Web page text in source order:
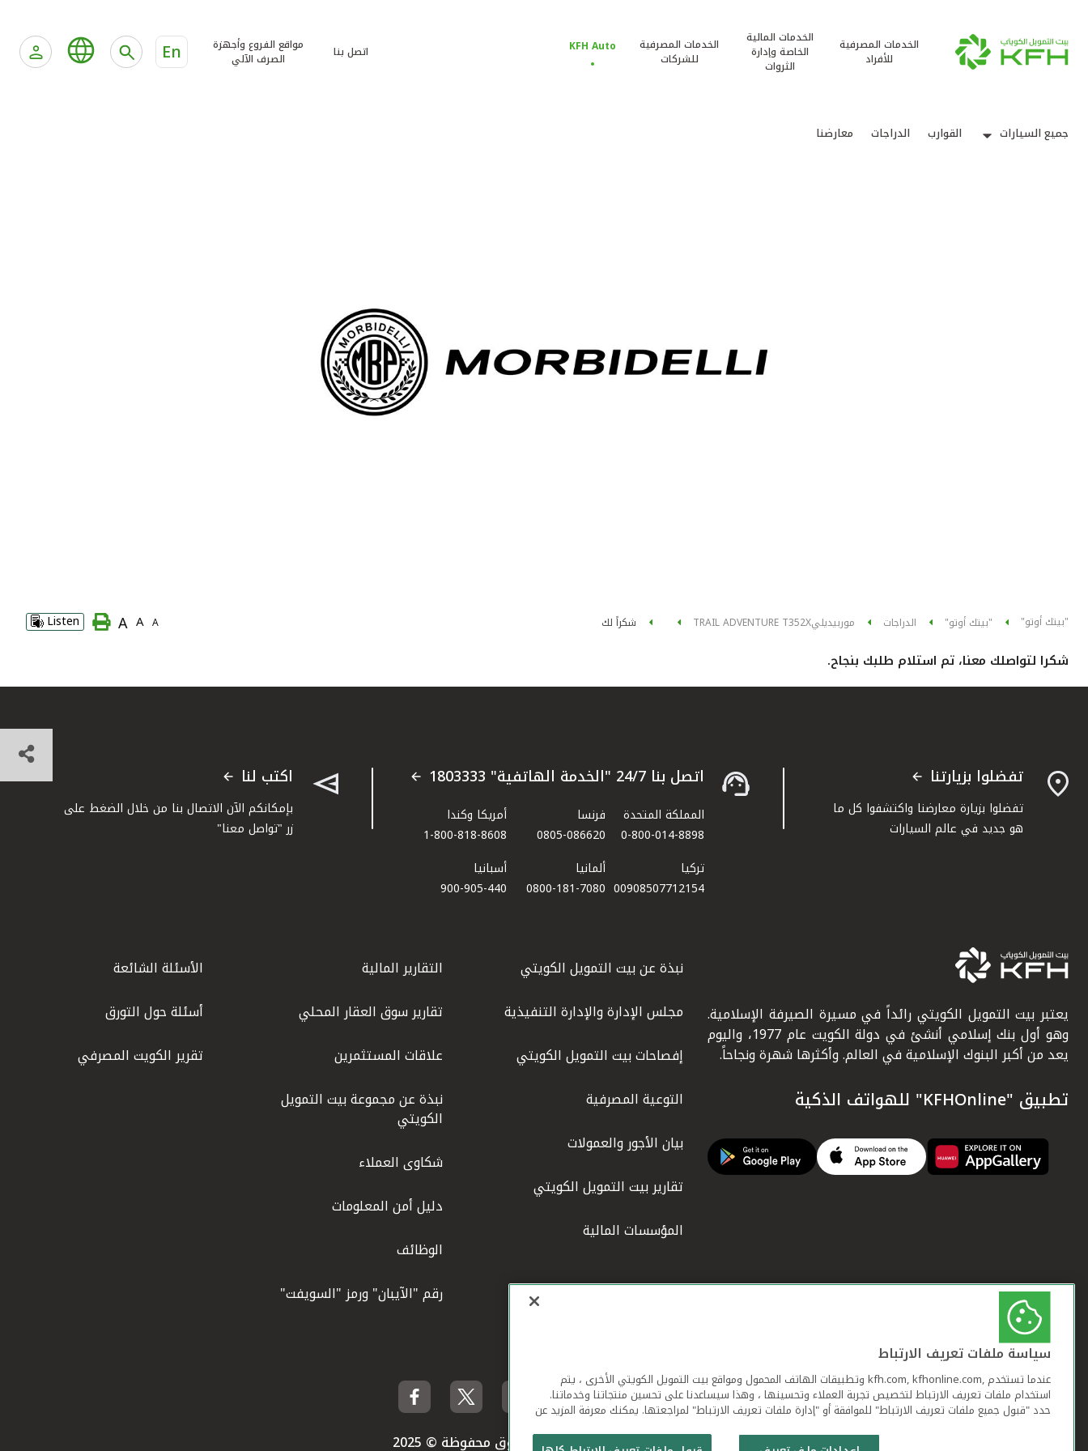
الخدمات المصرفية
للأفراد
الخدمات المالية
الخاصة وإدارة
الثروات
الخدمات المصرفية
للشركات
KFH Auto اتصل بنا
مواقع الفروع وأجهزة
الصرف الآلي
En
جميع السيارات القوارب الدراجات معارضنا
"بيتك أوتو" "بيتك أوتو" الدراجات موربيديليTRAIL ADVENTURE T352X شكراً لك A
A
A
Listen
شكرا لتواصلك معنا، تم استلام طلبك بنجاح.
تفضلوا بزيارتنا
تفضلوا بزيارة معارضنا واكتشفوا كل ما
هو جديد في عالم السيارات
اتصل بنا 24/7 "الخدمة الهاتفية" 1803333
المملكة المتحدة
0-800-014-8898
فرنسا
0805-086620
أمريكا وكندا
1-800-818-8608
تركيا
00908507712154​
ألمانيا
0800-181-7080
أسبانيا
900-905-440
اكتب لنا
بإمكانكم الآن الاتصال بنا من خلال الضغط على
زر "تواصل معنا"
يعتبر بيت التمويل الكويتي رائداً في مسيرة الصيرفة الإسلامية.
وهو أول بنك إسلامي أنشئ في دولة الكويت عام 1977، واليوم
يعد من أكبر البنوك الإسلامية في العالم. وأكثرها شهرة ونجاحاً.
تطبيق "KFHOnline" للهواتف الذكية
نبذة عن بيت التمويل الكويتي
مجلس الإدارة والإدارة التنفيذية
إفصاحات بيت التمويل الكويتي
التوعية المصرفية
بيان الأجور والعمولات
تقارير بيت التمويل الكويتي
المؤسسات المالية
التقارير المالية
تقارير سوق العقار المحلي
علاقات المستثمرين
نبذة عن مجموعة بيت التمويل
الكويتي
شكاوى العملاء
دليل أمن المعلومات
الوظائف
رقم "الآيبان" ورمز "السويفت"
الأسئلة الشائعة
أسئلة حول التورق
تقرير الكويت المصرفي
بيت التمويل الكويتي جميع الحقوق محفوظة © 2025
سياسة ملفات تعريف الارتباط
عندما تستخدم ,kfh.com, kfhonline.com وتطبيقات الهاتف المحمول ومواقع بيت التمويل الكويتي الأخرى ، يتم
استخدام ملفات تعريف الارتباط لتخصيص تجربة العملاء وتحسينها ، وهذا سيساعدنا على تحسين منتجاتنا وخدماتنا.
حدد "قبول جميع ملفات تعريف الارتباط" للموافقة أو "إدارة ملفات تعريف الارتباط" لمراجعتها. يمكنك معرفة المزيد عن